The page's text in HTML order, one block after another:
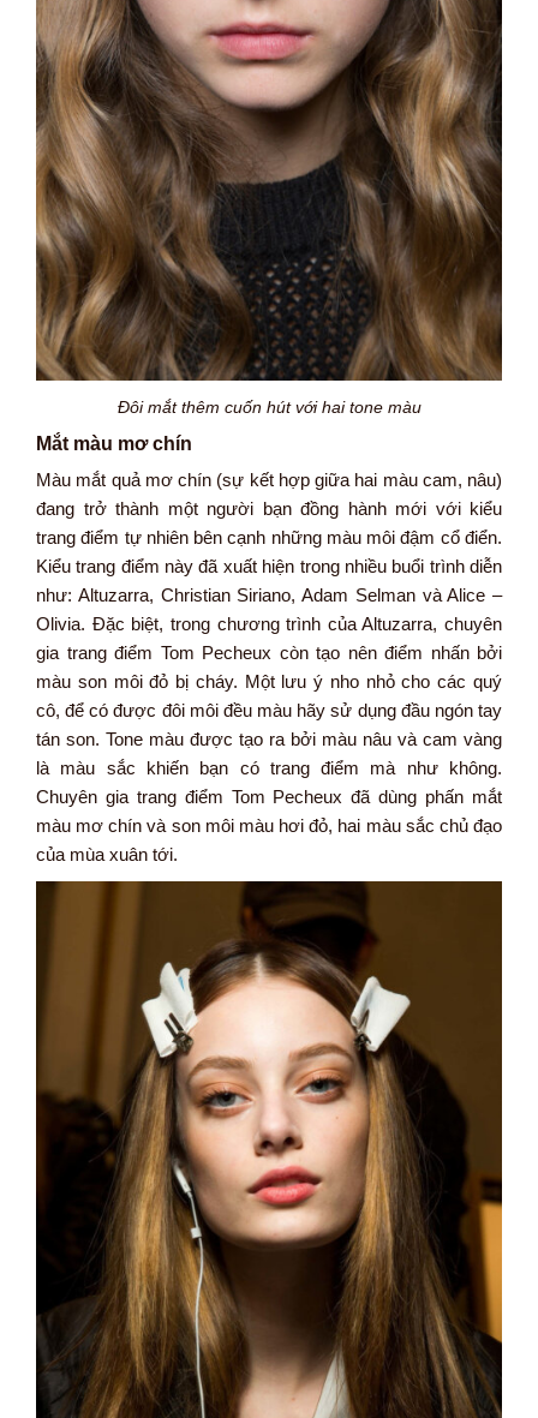
Đôi mắt thêm cuốn hút với hai tone màu
Mắt màu mơ chín
Màu mắt quả mơ chín (sự kết hợp giữa hai màu cam, nâu)
đang trở thành một người bạn đồng hành mới với kiểu
trang điểm tự nhiên bên cạnh những màu môi đậm cổ điển.
Kiểu trang điểm này đã xuất hiện trong nhiều buổi trình diễn
như: Altuzarra, Christian Siriano, Adam Selman và Alice –
Olivia. Đặc biệt, trong chương trình của Altuzarra, chuyên
gia trang điểm Tom Pecheux còn tạo nên điểm nhấn bởi
màu son môi đỏ bị cháy. Một lưu ý nho nhỏ cho các quý
cô, để có được đôi môi đều màu hãy sử dụng đầu ngón tay
tán son. Tone màu được tạo ra bởi màu nâu và cam vàng
là màu sắc khiến bạn có trang điểm mà như không.
Chuyên gia trang điểm Tom Pecheux đã dùng phấn mắt
màu mơ chín và son môi màu hơi đỏ, hai màu sắc chủ đạo
của mùa xuân tới.